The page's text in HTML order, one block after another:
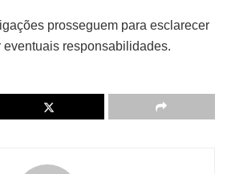
prosseguem para esclarecer
responsabilidades.